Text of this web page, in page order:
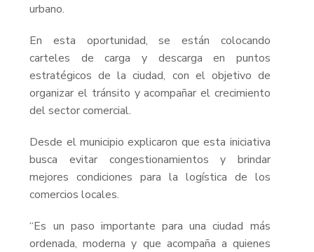
urbano.
En esta oportunidad, se están colocando
carteles de carga y descarga en puntos
estratégicos de la ciudad, con el objetivo de
organizar el tránsito y acompañar el crecimiento
del sector comercial.
Desde el municipio explicaron que esta iniciativa
busca evitar congestionamientos y brindar
mejores condiciones para la logística de los
comercios locales.
“Es un paso importante para una ciudad más
ordenada, moderna y que acompaña a quienes